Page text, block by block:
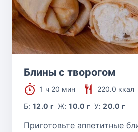
Блины с творогом
1 ч 20 мин
220.0 ккал
Б:12.0 г Ж:10.0 г У:20.0 г
Приготовьте аппетитные